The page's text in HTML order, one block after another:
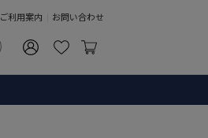
ご利用案内 お問い合わせ